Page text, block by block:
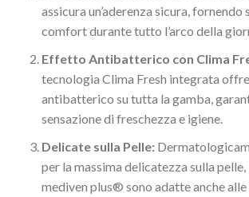
assicura un’aderenza sicura, fornendo
comfort durante tutto l’arco della
Effetto Antibatterico con Clima
tecnologia Clima Fresh integrata
antibatterico su tutta la gamba,
sensazione di freschezza e igiene.
Delicate sulla Pelle:
per la massima delicatezza sulla pelle,
mediven plus® sono adatte anche